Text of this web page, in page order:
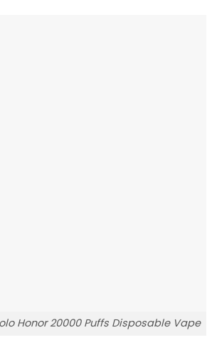
Honor 20000 Puffs Disposable Vape